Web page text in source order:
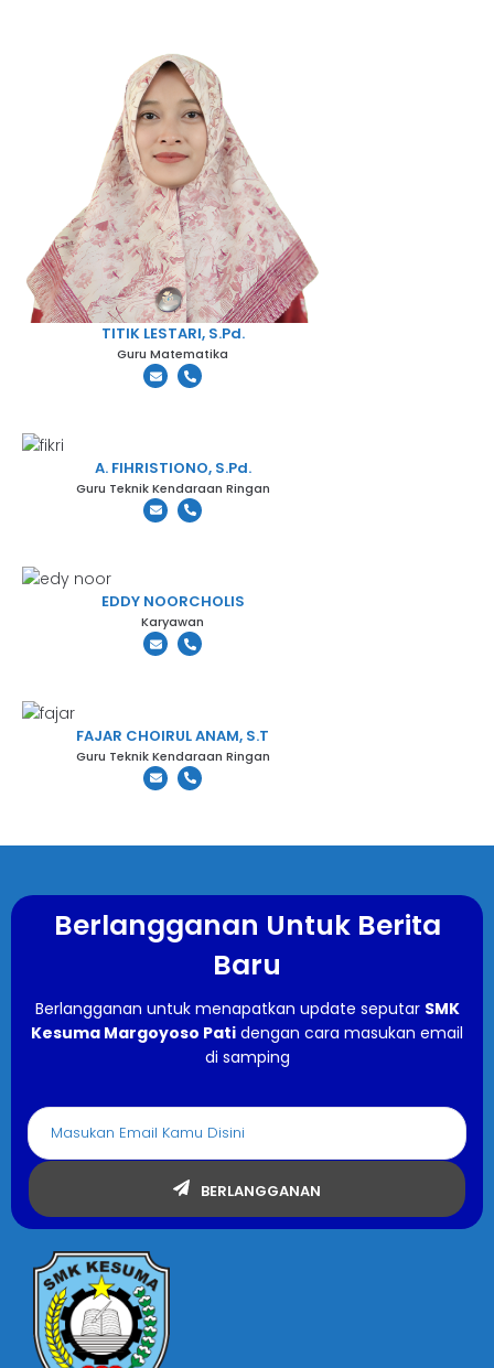
TITIK LESTARI, S.Pd.
Guru Matematika
A. FIHRISTIONO, S.Pd.
Guru Teknik Kendaraan Ringan
EDDY NOORCHOLIS
Karyawan
FAJAR CHOIRUL ANAM, S.T
Guru Teknik Kendaraan Ringan
Berlangganan Untuk Berita
Baru
Berlangganan untuk menapatkan update seputar SMK
Kesuma Margoyoso Pati dengan cara masukan email
di samping
BERLANGGANAN